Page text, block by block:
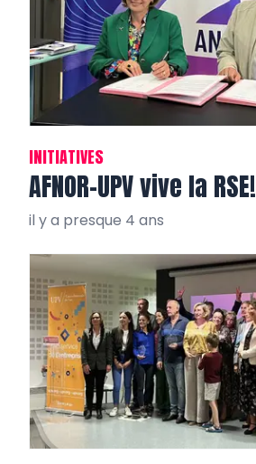
INITIATIVES
AFNOR-UPV vive la RSE!
il y a presque 4 ans